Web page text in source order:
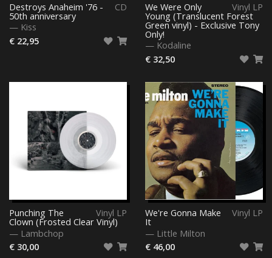
CD
Destroys Anaheim '76 -
50th anniversary
— Kiss
€ 22,95
Vinyl LP
We Were Only
Young (Translucent Forest
Green vinyl) - Exclusive Tony
Only!
— Kodaline
€ 32,50
Vinyl LP
Punching The
Clown (Frosted Clear Vinyl)
— Lambchop
€ 30,00
Vinyl LP
We're Gonna Make
It
— Little Milton
€ 46,00